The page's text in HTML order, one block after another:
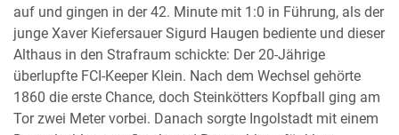
auf und gingen in der 42. Minute mit 1:0 in Führung, als der
junge Xaver Kiefersauer Sigurd Haugen bediente und dieser
Althaus in den Strafraum schickte: Der 20-Jährige
überlupfte FCI-Keeper Klein. Nach dem Wechsel gehörte
1860 die erste Chance, doch Steinkötters Kopfball ging am
Tor zwei Meter vorbei. Danach sorgte Ingolstadt mit einem